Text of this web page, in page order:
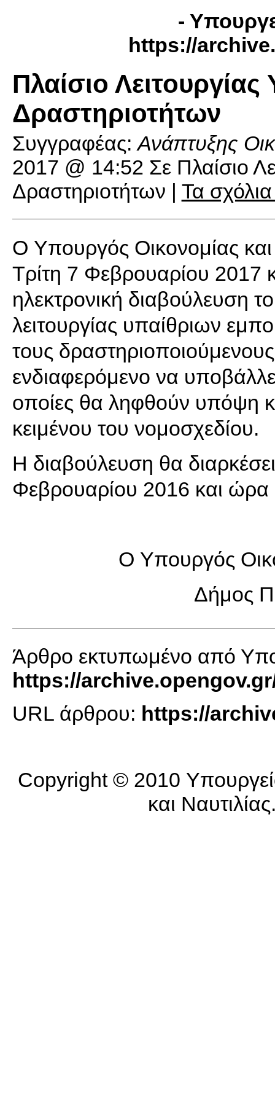
-
https://
Πλαίσιο
Δραστηριοτήτων
Συγγραφέας:Ανάπτυξης
2017 @ 14:52 Σε Πλαίσιο
Δραστηριοτήτων | Τα
O Υπουργός Οικονομίας
Τρίτη 7 Φεβρουαρίου 2017
ηλεκτρονική διαβούλευση
λειτουργίας υπαίθριων
τους
ενδιαφερόμενο να
οποίες θα ληφθούν υπόψη
κειμένου του νομοσχεδίου.
Η διαβούλευση θα
Φεβρουαρίου 2016 και ώρα
O Υπουργός
Δήμος
Άρθρο εκτυπωμένο από
https://
URL άρθρου: https://
Copyright © 2010
και